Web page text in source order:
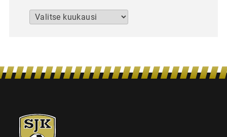
Arkistot
SJK-
juniorit